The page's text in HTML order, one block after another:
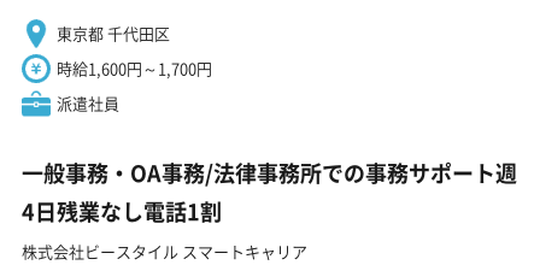
東京都 千代田区
時給1,600円～1,700円
派遣社員
一般事務・OA事務/法律事務所での事務サポート週
4日残業なし電話1割
株式会社ビースタイル スマートキャリア